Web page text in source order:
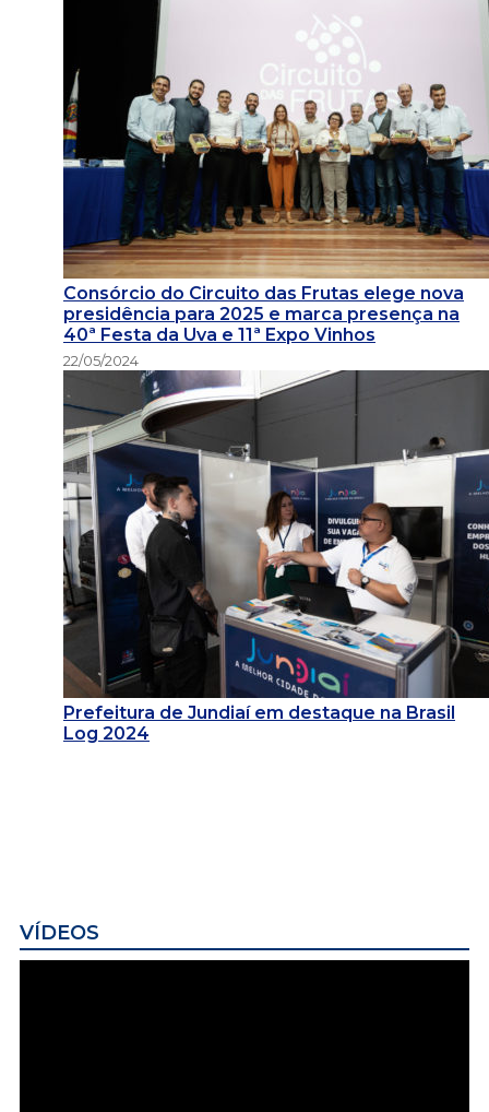
Consórcio do Circuito das Frutas elege nova
presidência para 2025 e marca presença na
40ª Festa da Uva e 11ª Expo Vinhos
22/05/2024
Prefeitura de Jundiaí em destaque na Brasil
Log 2024
VÍDEOS